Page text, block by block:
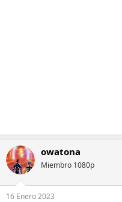
owatona
Miembro 1080p
16 Enero 2023